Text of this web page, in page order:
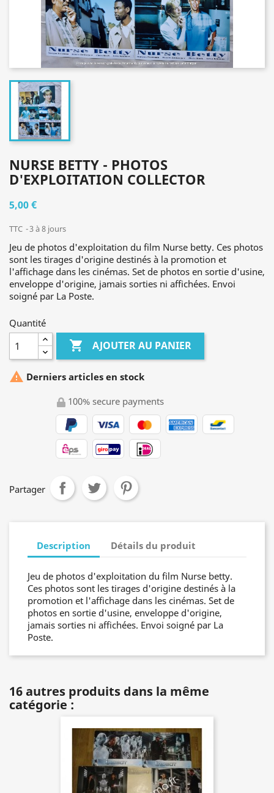
NURSE BETTY - PHOTOS
D'EXPLOITATION COLLECTOR
5,00 €
TTC 3 à 8 jours
Jeu de photos d'exploitation du film Nurse betty. Ces photos
sont les tirages d'origine destinés à la promotion et
l'affichage dans les cinémas. Set de photos en sortie d'usine,
enveloppe d'origine, jamais sorties ni affichées. Envoi
soigné par La Poste.
Quantité
 AJOUTER AU PANIER
 Derniers articles en stock
100% secure payments
Partager
Description Détails du produit
Jeu de photos d'exploitation du film Nurse betty.
Ces photos sont les tirages d'origine destinés à la
promotion et l'affichage dans les cinémas. Set de
photos en sortie d'usine, enveloppe d'origine,
jamais sorties ni affichées. Envoi soigné par La
Poste.
16 autres produits dans la même
catégorie :